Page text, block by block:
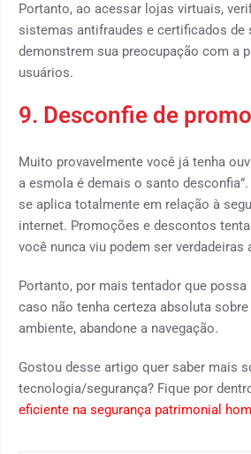
Portanto, ao acessar lojas virtuais,
sistemas antifraudes e certificados de
demonstrem sua preocupação com a
usuários.
9. Desconfie de
Muito provavelmente você já tenha
a esmola é demais o santo
se aplica totalmente em relação à
internet. Promoções e descontos
você nunca viu podem ser verdadeiras
Portanto, por mais tentador que possa
caso não tenha certeza absoluta
ambiente, abandone a navegação.
Gostou desse artigo quer saber mais
tecnologia/segurança? Fique por
eficiente na segurança patrimonial